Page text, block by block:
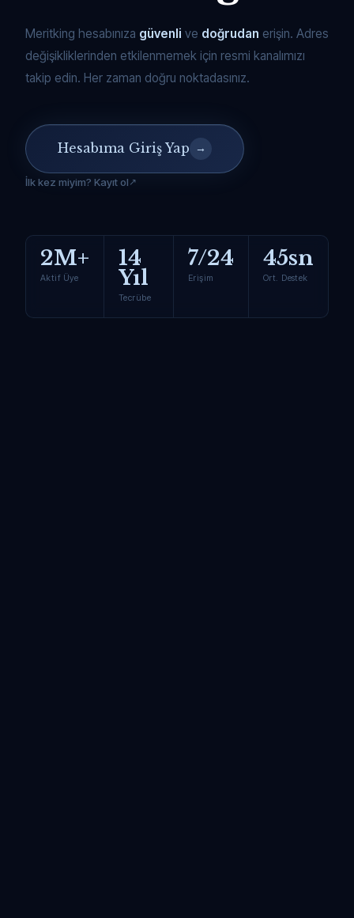
Meritking hesabınıza güvenli ve doğrudan erişin. Adres
değişikliklerinden etkilenmemek için resmi kanalımızı
takip edin. Her zaman doğru noktadasınız.
Hesabıma Giriş Yap →
İlk kez miyim? Kayıt ol
2M+
Aktif Üye
14
Yıl
Tecrübe
7/24
Erişim
45sn
Ort. Destek